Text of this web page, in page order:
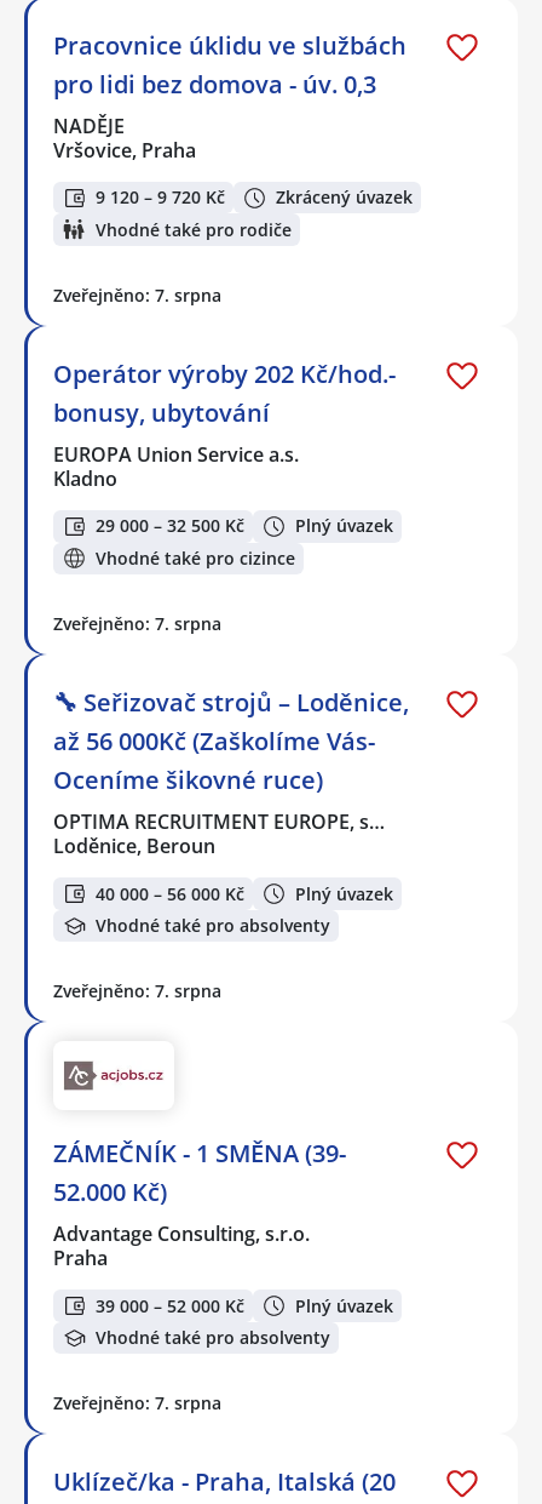
Pracovnice úklidu ve službách
pro lidi bez domova - úv. 0,3
NADĚJE
Vršovice, Praha
9 120 – 9 720 Kč
Zkrácený úvazek
Vhodné také pro rodiče
Zveřejněno: 7. srpna
Operátor výroby 202 Kč/hod.-
bonusy, ubytování
EUROPA Union Service a.s.
Kladno
29 000 – 32 500 Kč
Plný úvazek
Vhodné také pro cizince
Zveřejněno: 7. srpna
🔧 Seřizovač strojů – Loděnice,
až 56 000Kč (Zaškolíme Vás-
Oceníme šikovné ruce)
OPTIMA RECRUITMENT EUROPE, s…
Loděnice, Beroun
40 000 – 56 000 Kč
Plný úvazek
Vhodné také pro absolventy
Zveřejněno: 7. srpna
ZÁMEČNÍK - 1 SMĚNA (39-
52.000 Kč)
Advantage Consulting, s.r.o.
Praha
39 000 – 52 000 Kč
Plný úvazek
Vhodné také pro absolventy
Zveřejněno: 7. srpna
Uklízeč/ka - Praha, Italská (20